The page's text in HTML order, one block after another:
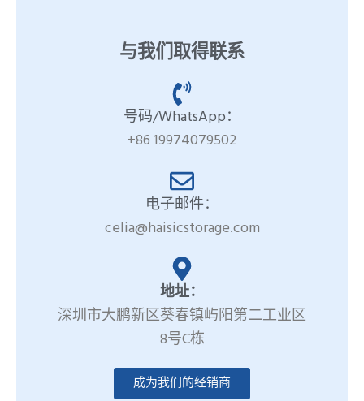
与我们取得联系
号码/WhatsApp：
+86 19974079502
电子邮件：
celia@haisicstorage.com
地址：
深圳市大鹏新区葵春镇屿阳第二工业区
8号C栋
成为我们的经销商